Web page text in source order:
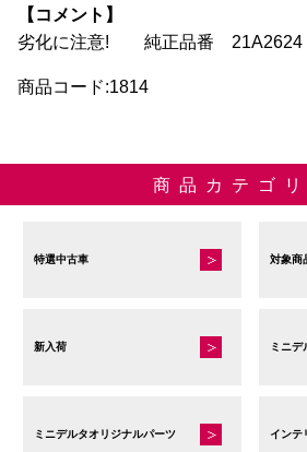
【コメント】
劣化に注意! 純正品番 21A2624
商品コード:1814
商品カテゴリ
特選中古車 対象商
新入荷 ミニデ
ミニデルタオリジナルパーツ インテ